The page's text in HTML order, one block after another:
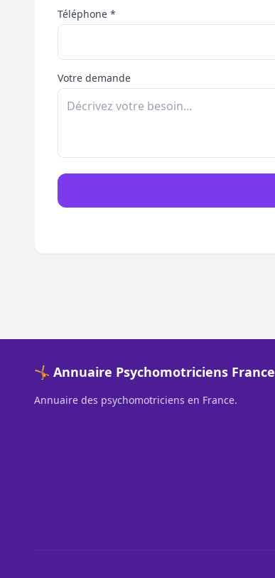
Téléphone *
Votre demande
🤸 Annuaire Psychomotriciens France
Annuaire des psychomotriciens en France.